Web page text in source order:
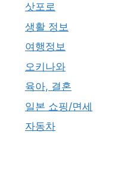
삿포로
생활 정보
여행정보
오키나와
육아, 결혼
일본 쇼핑/면세
자동차